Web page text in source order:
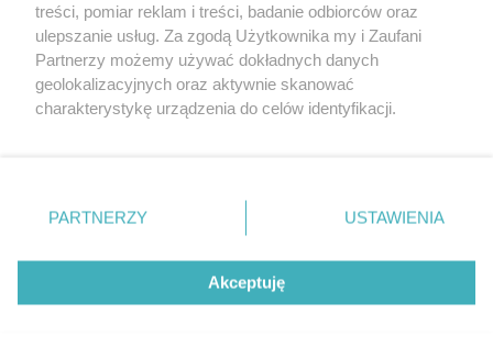
Zapisz się do newslettera
Dołącz do grona ludzi najlepiej poinformowanych!
Zapisz się »
treści, pomiar reklam i treści, badanie odbiorców oraz
ulepszanie usług. Za zgodą Użytkownika my i Zaufani
Partnerzy możemy używać dokładnych danych
geolokalizacyjnych oraz aktywnie skanować
charakterystykę urządzenia do celów identyfikacji.
zmienić/wycofać klikając przycisk ustawień prywatności
znajdujący się w lewym dolnym rogu strony
. Niektóre
użytkownika, ale masz prawo sprzeciwić się takiemu
przetwarzaniu. Preferencje będą miały zastosowania tylko
PARTNERZY USTAWIENIA
Akceptuję